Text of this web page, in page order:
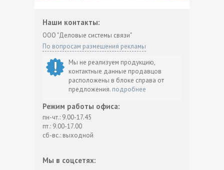
Наши контакты:
ООО "Деловые системы связи"
По вопросам размещения рекламы
Мы не реализуем продукцию,
контактные данные продавцов
расположены в блоке справа от
предложения. подробнее
Режим работы офиса:
пн-чт.: 9.00-17.45
пт.: 9.00-17.00
сб-вс.: выходной
Мы в соцсетях: